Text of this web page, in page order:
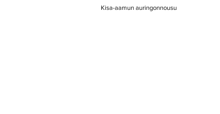
Kisa-aamun auringonnousu